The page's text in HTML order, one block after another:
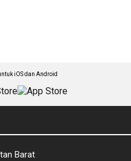
iOS dan Android
Barat